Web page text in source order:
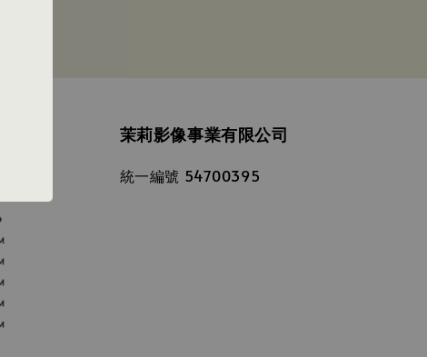
茉莉影像事業有限公司
統一編號 54700395